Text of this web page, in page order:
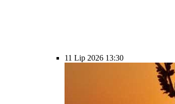
11 Lip 2026 13:30